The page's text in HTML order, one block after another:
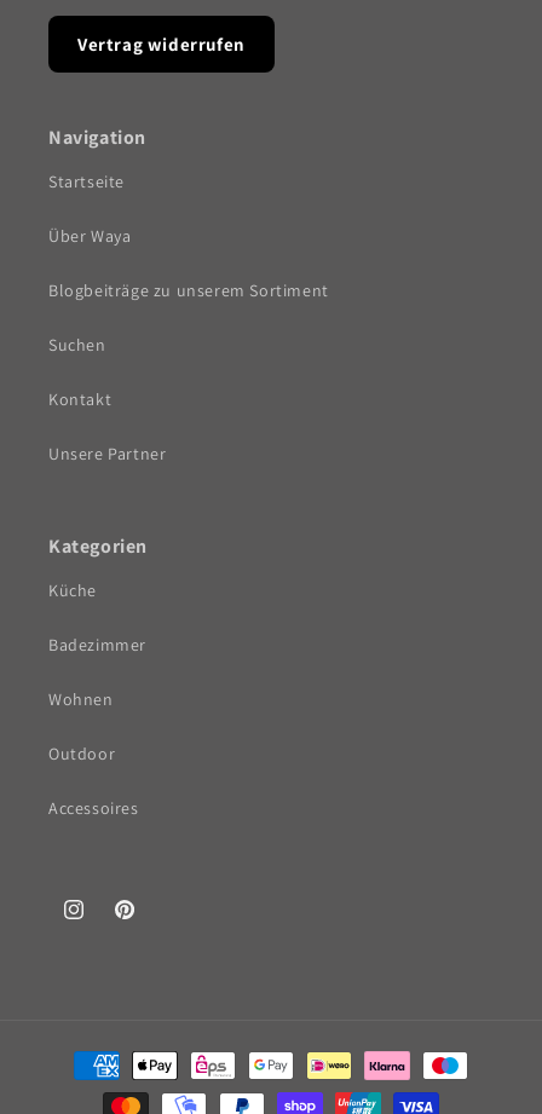
Vertrag widerrufen
Navigation
Startseite
Über Waya
Blogbeiträge zu unserem Sortiment
Suchen
Kontakt
Unsere Partner
Kategorien
Küche
Badezimmer
Wohnen
Outdoor
Accessoires
InstagramPinterest
Zahlungsmethoden